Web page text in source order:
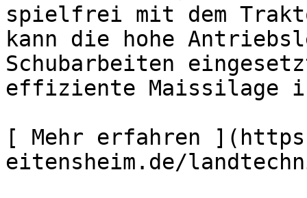
spielfrei mit dem
kann die hohe
Schubarbeiten
effiziente Maissilage
[ Mehr erfahren
eitensheim.de/